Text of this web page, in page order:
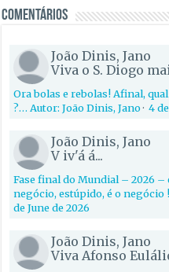
Comentários
João Dinis, Jano
Viva o S. Diogo
Ora bolas e rebolas! Afinal,
?… Autor: João Dinis, Jano·4
João Dinis, Jano
V iv'á á...
Fase final do Mundial – 2026 –
negócio, estúpido, é o negócio
de June de 2026
João Dinis, Jano
Viva Afonso